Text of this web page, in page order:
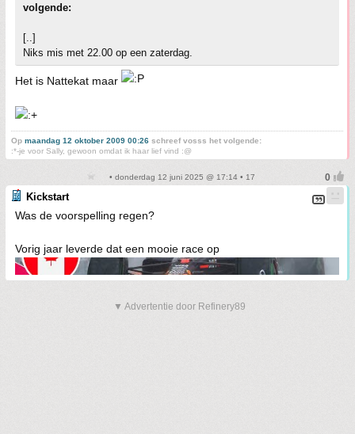
volgende:
[..]
Niks mis met 22.00 op een zaterdag.
Het is Nattekat maar
Op maandag 12 oktober 2009 00:26 schreef vosss het volgende:
:*-je voor Sally, gewoon omdat ik haar lief vind :@
• donderdag 12 juni 2025 @ 17:14 • 17
Kickstart
Was de voorspelling regen?
Vorig jaar leverde dat een mooie race op
▼ Advertentie door Refinery89